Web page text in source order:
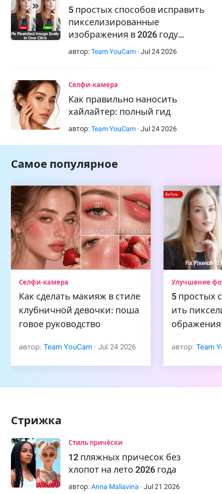
5 простых способов исправить
пикселизированные
изображения в 2026 году
[руководство для новичков]
автор:Team YouCam ·Jul 24 2026
Селфи-камера
Как правильно наносить
хайлайтер: полный гид
автор:Team YouCam ·Jul 24 2026
Самое популярное
Селфи-камера
Как сделать макияж в стиле
клубничной девочки: поша
говое руководство
автор:Team YouCam ·Jul 24 2026
Улучшение
5 простых
ить
ображения
автор:Team
Стрижка
Стиль причёски
12 пляжных причесок без
хлопот на лето 2026 года
автор:Anna Maliavina ·Jul 21 2026